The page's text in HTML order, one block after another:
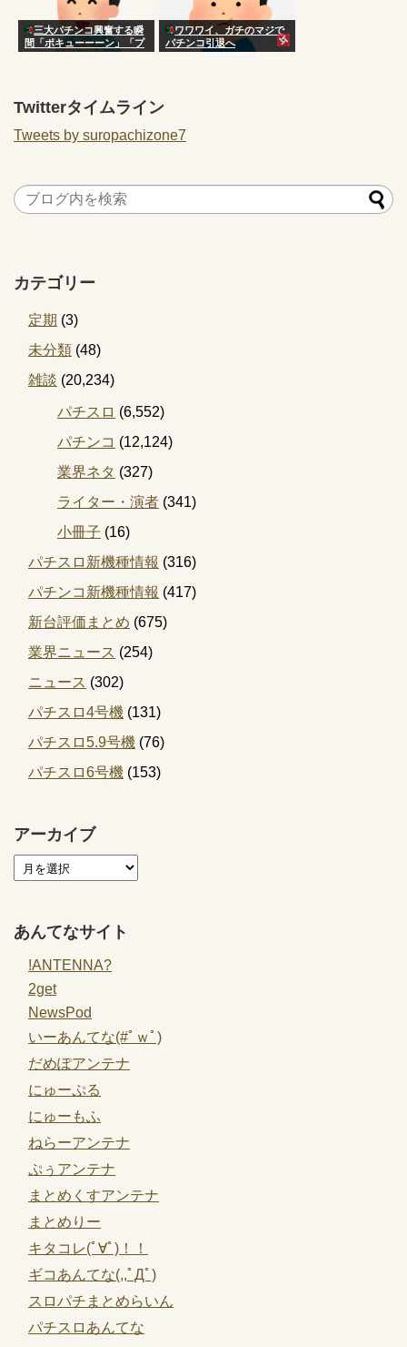
三大パチンコ興奮する瞬
間「ポキューーーン」「プ
チュン！！！！…」
ワワワイ、ガチのマジで
パチンコ引退へ
Twitterタイムライン
Tweets by suropachizone7
カテゴリー
定期 (3)
未分類 (48)
雑談 (20,234)
パチスロ (6,552)
パチンコ (12,124)
業界ネタ (327)
ライター・演者 (341)
小冊子 (16)
パチスロ新機種情報 (316)
パチンコ新機種情報 (417)
新台評価まとめ (675)
業界ニュース (254)
ニュース (302)
パチスロ4号機 (131)
パチスロ5.9号機 (76)
パチスロ6号機 (153)
アーカイブ
あんてなサイト
!ANTENNA?
2get
NewsPod
いーあんてな(#ﾟｗﾟ)
だめぽアンテナ
にゅーぷる
にゅーもふ
ねらーアンテナ
ぷぅアンテナ
まとめくすアンテナ
まとめりー
キタコレ(ﾟ∀ﾟ)！！
ギコあんてな(,,ﾟДﾟ)
スロパチまとめらいん
パチスロあんてな